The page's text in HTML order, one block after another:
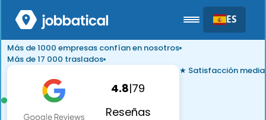
ES
Más de 1000 empresas confían en nosotros
Más de 17 000 traslados
4.8|79
Reseñas
★ Satisfacción media